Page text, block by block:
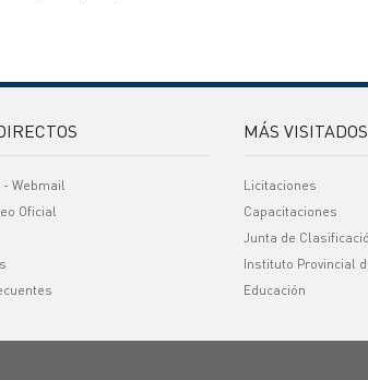
Webmail
Oficial
MÁS VISITADOS
Licitaciones
Capacitaciones
Junta de
Instituto Provincial
Educación